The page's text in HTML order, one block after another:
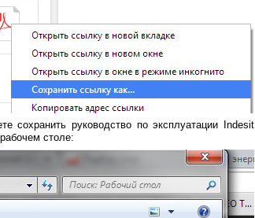
сохранить руководство по эксплуатации Indesit
столе: